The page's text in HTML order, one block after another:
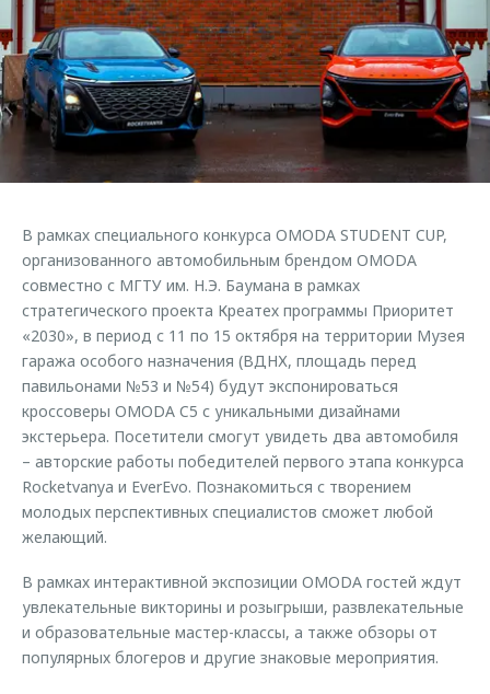
Страхование
Кредитный калькулятор
Аксессуары
Одежда и сувениры
Оригинальные аксессуары
Трейд-ин
Калькулятор трейд-ин
Руководства по эксплуатации
Клиентская поддержка
O&J Автоклуб
Клуб владельцев OMODA
Приложение O&J
Одежда и сувениры
Оригинальные аксессуары
Запчасти
Обратная связь
В рамках специального конкурса OMODA STUDENT CUP,
организованного автомобильным брендом OMODA
совместно с МГТУ им. Н.Э. Баумана в рамках
стратегического проекта Креатех программы Приоритет
«2030», в период с 11 по 15 октября на территории Музея
гаража особого назначения (ВДНХ, площадь перед
павильонами №53 и №54) будут экспонироваться
кроссоверы OMODA C5 с уникальными дизайнами
экстерьера. Посетители смогут увидеть два автомобиля
– авторские работы победителей первого этапа конкурса
Rocketvanya и EverEvo. Познакомиться с творением
молодых перспективных специалистов сможет любой
желающий.
В рамках интерактивной экспозиции OMODA гостей ждут
увлекательные викторины и розыгрыши, развлекательные
и образовательные мастер-классы, а также обзоры от
популярных блогеров и другие знаковые мероприятия.